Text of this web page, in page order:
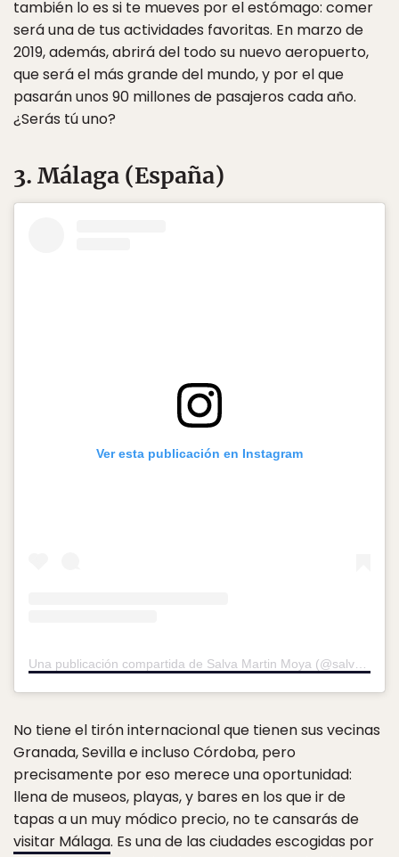
también lo es si te mueves por el estómago: comer
será una de tus actividades favoritas. En marzo de
2019, además, abrirá del todo su nuevo aeropuerto,
que será el más grande del mundo, y por el que
pasarán unos 90 millones de pasajeros cada año.
¿Serás tú uno?
3. Málaga (España)
Ver esta publicación en Instagram
Una publicación compartida de Salva Martin Moya (@salvamartinmoya)
No tiene el tirón internacional que tienen sus vecinas
Granada, Sevilla e incluso Córdoba, pero
precisamente por eso merece una oportunidad:
llena de museos, playas, y bares en los que ir de
tapas a un muy módico precio, no te cansarás de
visitar Málaga. Es una de las ciudades escogidas por